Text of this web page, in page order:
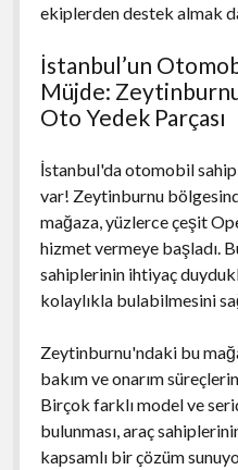
ekiplerden destek almak
İstanbul’un
Müjde:
Oto Yedek Parçası
İstanbul'da otomobil
var! Zeytinburnu
mağaza, yüzlerce çeşit
hizmet vermeye başladı.
sahiplerinin ihtiyaç
kolaylıkla bulabilmesini
Zeytinburnu'ndaki bu
bakım ve onarım
Birçok farklı model ve
bulunması, araç
kapsamlı bir çözüm